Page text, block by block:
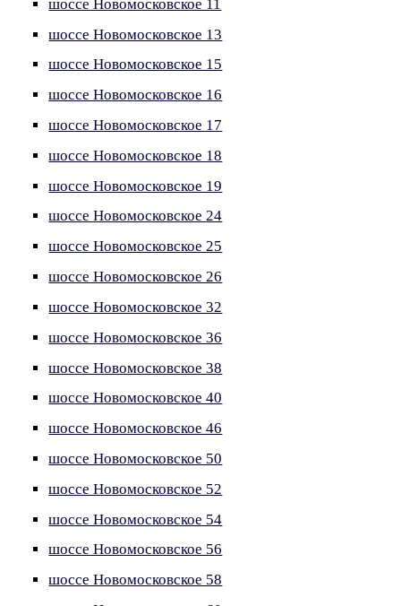
шоссе Новомосковское 11
шоссе Новомосковское 13
шоссе Новомосковское 15
шоссе Новомосковское 16
шоссе Новомосковское 17
шоссе Новомосковское 18
шоссе Новомосковское 19
шоссе Новомосковское 24
шоссе Новомосковское 25
шоссе Новомосковское 26
шоссе Новомосковское 32
шоссе Новомосковское 36
шоссе Новомосковское 38
шоссе Новомосковское 40
шоссе Новомосковское 46
шоссе Новомосковское 50
шоссе Новомосковское 52
шоссе Новомосковское 54
шоссе Новомосковское 56
шоссе Новомосковское 58